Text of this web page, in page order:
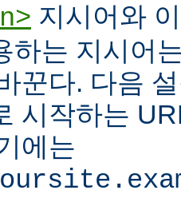
지시어와
하는 지시어
꾼다. 다음
시작하는
에는